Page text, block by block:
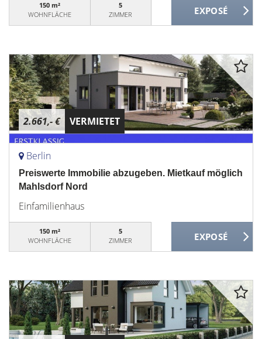
150 m²
WOHNFLÄCHE
5
ZIMMER
2.661,- € VERMIETET
Berlin
Preiswerte Immobilie abzugeben. Mietkauf möglich
Mahlsdorf Nord
Einfamilienhaus
150 m²
WOHNFLÄCHE
5
ZIMMER